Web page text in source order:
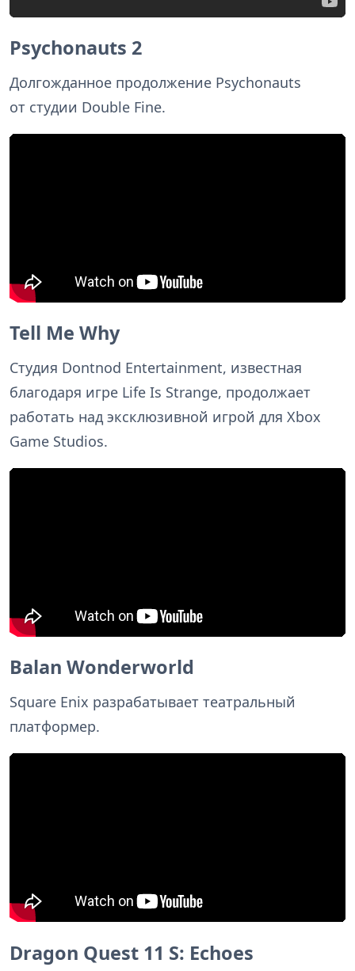
Psychonauts 2
Долгожданное продолжение Psychonauts
от студии Double Fine.
Tell Me Why
Студия Dontnod Entertainment, известная
благодаря игре Life Is Strange, продолжает
работать над эксклюзивной игрой для Xbox
Game Studios.
Balan Wonderworld
Square Enix разрабатывает театральный
платформер.
Dragon Quest 11 S: Echoes